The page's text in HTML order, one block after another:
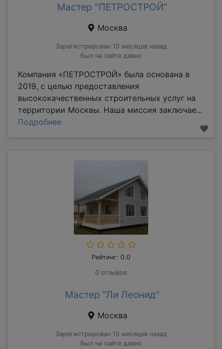
Мастер "ПЕТРОСТРОЙ"
Москва
Зарегистрирован 10 месяцев назад
Был на сайте давно
Компания «ПЕТРОСТРОЙ» была основана в
2019, с целью предоставления
высококачественных строительных услуг на
территории Москвы. Наша миссия заключае...
Подробнее
Рейтинг: 0.0
0 отзывов
Мастер "Ли Леонид"
Москва
Зарегистрирован 10 месяцев назад
Был на сайте давно